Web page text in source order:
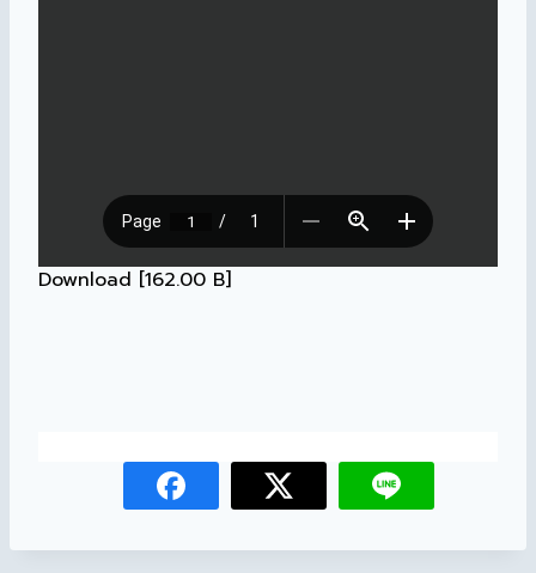
Download [162.00 B]